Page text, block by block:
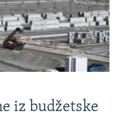
iz budžetske